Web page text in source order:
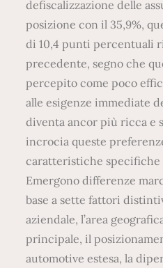
defiscalizzazione delle
posizione con il 35,9%,
di 10,4 punti percentuali
precedente, segno che
percepito come poco
alle esigenze immediate
diventa ancor più ricca e
incrocia queste
caratteristiche specifiche
Emergono differenze
base a sette fattori
aziendale, l’area
principale, il
automotive estesa, la